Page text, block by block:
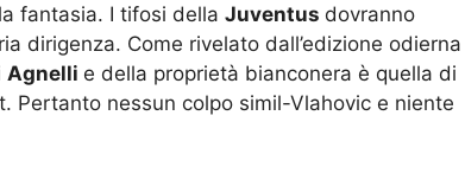
fantasia. I tifosi della Juventus dovranno
dirigenza. Come rivelato dall’edizione odierna
Agnelli e della proprietà bianconera è quella di
Pertanto nessun colpo simil-Vlahovic e niente